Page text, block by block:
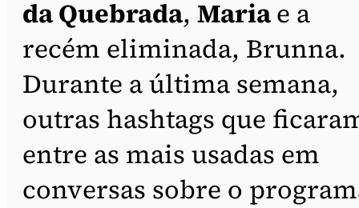
da Quebrada, Mariae a
recém eliminada, Brunna.
Durante a última semana,
outras hashtags que
entre as mais usadas em
conversas sobre o